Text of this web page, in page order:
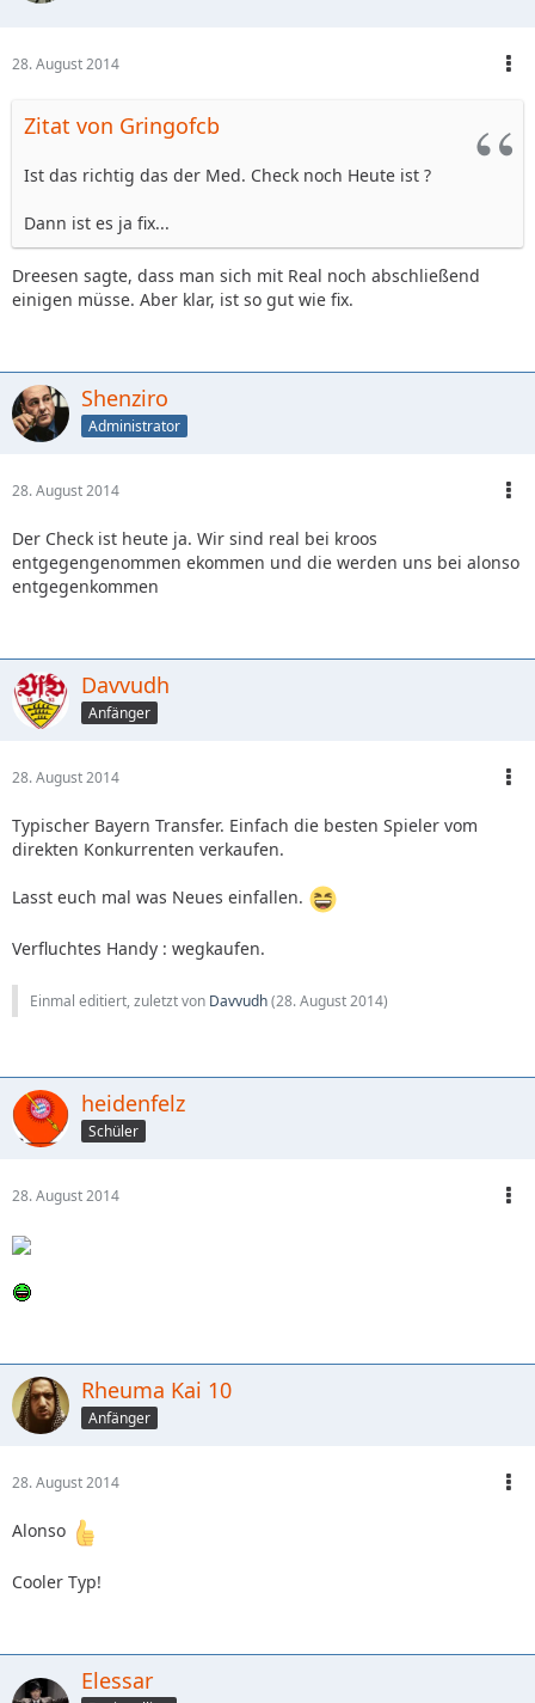
28. August 2014
Zitat von Gringofcb
Ist das richtig das der Med. Check noch Heute ist ?
Dann ist es ja fix...
Dreesen sagte, dass man sich mit Real noch abschließend
einigen müsse. Aber klar, ist so gut wie fix.
Shenziro
Administrator
28. August 2014
Der Check ist heute ja. Wir sind real bei kroos
entgegengenommen ekommen und die werden uns bei alonso
entgegenkommen
Davvudh
Anfänger
28. August 2014
Typischer Bayern Transfer. Einfach die besten Spieler vom
direkten Konkurrenten verkaufen.
Lasst euch mal was Neues einfallen.
Verfluchtes Handy : wegkaufen.
Einmal editiert, zuletzt von Davvudh(28. August 2014)
heidenfelz
Schüler
28. August 2014
Rheuma Kai 10
Anfänger
28. August 2014
Alonso
Cooler Typ!
Elessar